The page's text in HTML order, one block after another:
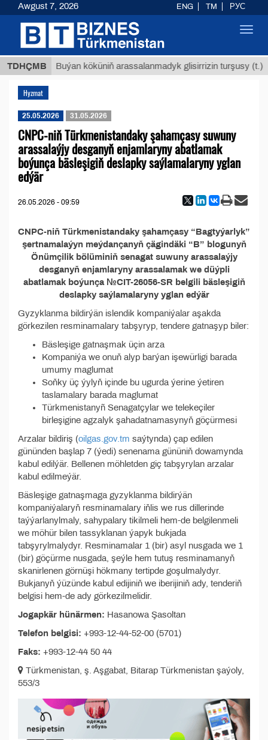
TDHÇMB
ТМТ Buýan köküniň arassalanmadyk glisirrizin turşusy (t.)
Hyzmat
25.05.2026 31.05.2026
CNPC-niň Türkmenistandaky şahamçasy suwuny
arassalaýjy desganyň enjamlaryny abatlamak
boýunça bäsleşigiň deslapky saýlamalaryny yglan
edýär
26.05.2026 - 09:59
CNPC-niň Türkmenistandaky şahamçasy “Bagtyýarlyk”
şertnamalaýyn meýdançanyň çägindäki “B” blogunyň
Önümçilik bölüminiň senagat suwuny arassalaýjy
desganyň enjamlaryny arassalamak we düýpli
abatlamak boýunça №CIT-26056-SR belgili bäsleşigiň
deslapky saýlamalaryny yglan edýär
Gyzyklanma bildirýän islendik kompaniýalar aşakda
görkezilen resminamalary tabşyryp, tendere gatnaşyp biler:
Bäsleşige gatnaşmak üçin arza
Kompaniýa we onuň alyp barýan işewürligi barada
umumy maglumat
Soňky üç ýylyň içinde bu ugurda ýerine ýetiren
taslamalary barada maglumat
Türkmenistanyñ Senagatçylar we telekeçiler
birleşigine agzalyk şahadatnamasynyň göçürmesi
Arzalar bildiriş (oilgas.gov.tm saýtynda) çap edilen
gününden başlap 7 (ýedi) senenama gününiň dowamynda
kabul edilýär. Bellenen möhletden giç tabşyrylan arzalar
kabul edilmeýär.
Bäsleşige gatnaşmaga gyzyklanma bildirýän
kompaniýalaryň resminamalary iňlis we rus dillerinde
taýýarlanylmaly, sahypalary tikilmeli hem-de belgilenmeli
we möhür bilen tassyklanan ýapyk bukjada
tabşyrylmalydyr. Resminamalar 1 (bir) asyl nusgada we 1
(bir) göçürme nusgada, şeýle hem tutuş resminamanyň
skanirlenen görnüşi hökmany tertipde goşulmalydyr.
Bukjanyň ýüzünde kabul edijiniň we iberijiniň ady, tenderiň
belgisi hem-de ady görkezilmelidir.
Jogapkär hünärmen: Hasanowa Şasoltan
Telefon belgisi: +993-12-44-52-00 (5701)
Faks: +993-12-44 50 44
Türkmenistan, ş. Aşgabat, Bitarap Türkmenistan şaýoly,
553/3
Awgust 7, 2026 ENG TM РУС